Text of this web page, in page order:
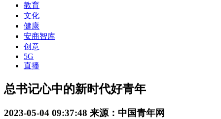
教育
文化
健康
安商智库
创意
5G
直播
总书记心中的新时代好青年
2023-05-04 09:37:48 来源：中国青年网